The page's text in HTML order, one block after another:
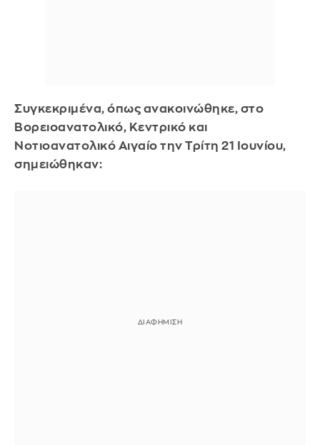
Συγκεκριμένα, όπως ανακοινώθηκε, στο
Βορειοανατολικό, Κεντρικό και
Νοτιοανατολικό Αιγαίο την Τρίτη 21 Ιουνίου,
σημειώθηκαν: